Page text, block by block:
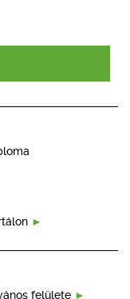
felülete